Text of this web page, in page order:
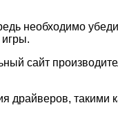
необходимо
сайт
драйверов, такими